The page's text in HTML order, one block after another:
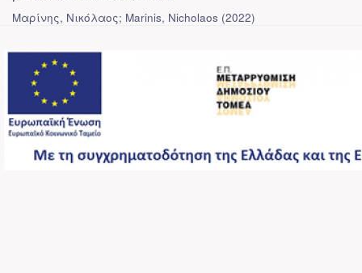
Μαρίνης, Νικόλαος; Marinis, Nicholaos (2022)